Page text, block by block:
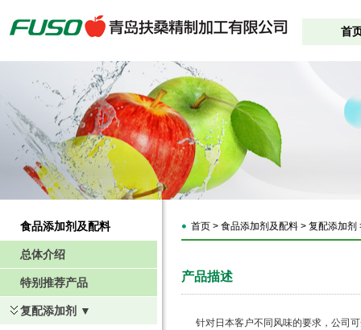
首
食品添加剂及配料
总体介绍
特别推荐产品
复配添加剂 ▼
首页 > 食品添加剂及配料 > 复配添加剂
产品描述
针对日本客户不同风味的要求，公司可